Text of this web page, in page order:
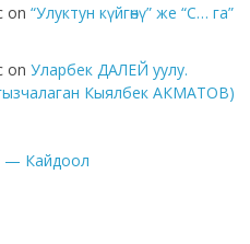
on“Улуктун күйгөнү” же “С… га”
onУларбек ДАЛЕЙ уулу.
Кыялбек АКМАТОВ)
— Кайдоол